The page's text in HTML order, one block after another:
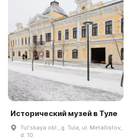
Исторический музей в Туле
Tulʹskaya obl., g. Tula, ul. Metallistov,
d. 10